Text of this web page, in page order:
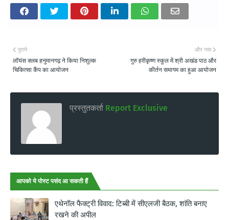
और नया
गुरु हरीकृष्ण स्कुल में श्री अखंड पाठ और
कीर्तन समागम का हुआ आयोजन
पुराने
लॉयंस क्लब हनुमानगढ़ ने किया निशुल्क
चिकित्सा कैंप का आयोजन
प्रस्तुतकर्ता Report Exclusive
आपको ये पोस्ट पसंद आ सकती हैं
एथेनॉल फैक्ट्री विवाद: टिब्बी में सीएलजी बैठक, शांति बनाए
रखने की अपील